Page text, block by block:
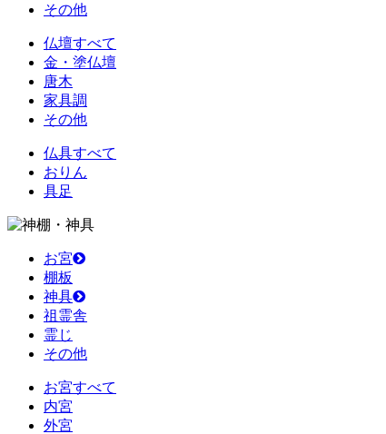
その他
仏壇すべて
金・塗仏壇
唐木
家具調
その他
仏具すべて
おりん
具足
お宮
棚板
神具
祖霊舎
霊じ
その他
お宮すべて
内宮
外宮